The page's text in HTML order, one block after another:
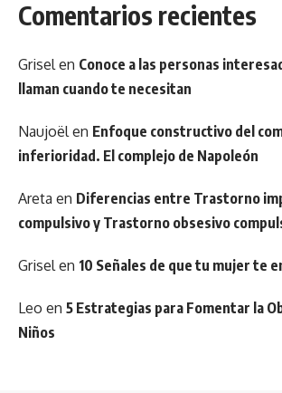
Comentarios recientes
Griselen Conoce a las personas
llaman cuando te necesitan
Naujoëlen Enfoque constructivo del
inferioridad. El complejo de Napoleón
Areta en Diferencias entre Trastorno
compulsivo y Trastorno obsesivo
Griselen 10 Señales de que tu mujer te
Leo en 5 Estrategias para Fomentar la
Niños